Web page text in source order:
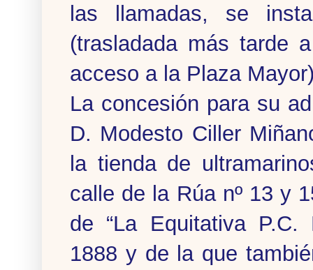
las llamadas, se
(trasladada más tarde
acceso a la Plaza
La concesión para su
D. Modesto Ciller
la tienda de
calle de la Rúa nº 13 y
de “La Equitativa P.C.
1888 y de la que